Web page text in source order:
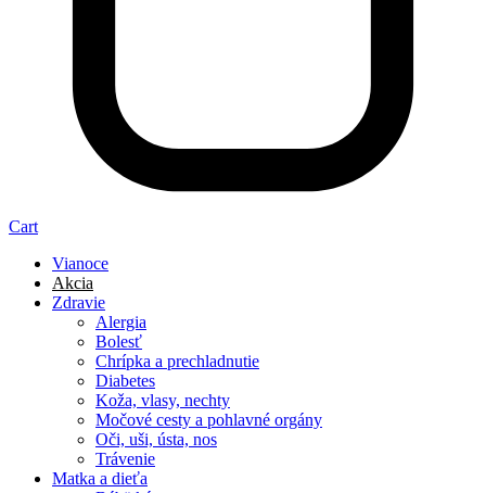
Cart
Vianoce
Akcia
Zdravie
Alergia
Bolesť
Chrípka a prechladnutie
Diabetes
Koža, vlasy, nechty
Močové cesty a pohlavné orgány
Oči, uši, ústa, nos
Trávenie
Matka a dieťa